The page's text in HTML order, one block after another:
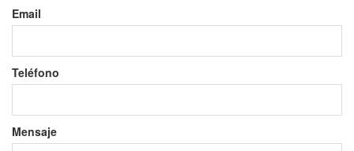
Email
Teléfono
Mensaje